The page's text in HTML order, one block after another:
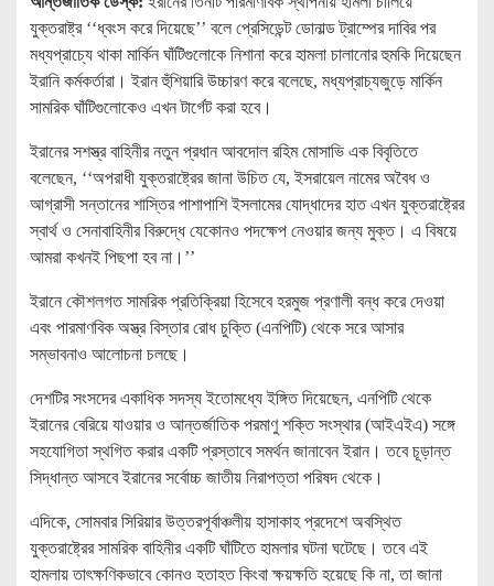
যুক্তরাষ্ট্র ‘‘ধ্বংস করে দিয়েছে’’ বলে প্রেসিডেন্ট ডোনাল্ড ট্রাম্পের দাবির পর
মধ্যপ্রাচ্যে থাকা মার্কিন ঘাঁটিগুলোকে নিশানা করে হামলা চালানোর হুমকি দিয়েছেন
ইরানি কর্মকর্তারা। ইরান হুঁশিয়ারি উচ্চারণ করে বলেছে, মধ্যপ্রাচ্যজুড়ে মার্কিন
সামরিক ঘাঁটিগুলোকেও এখন টার্গেট করা হবে।
ইরানের সশস্ত্র বাহিনীর নতুন প্রধান আবদোল রহিম মোসাভি এক বিবৃতিতে
বলেছেন, ‘‘অপরাধী যুক্তরাষ্ট্রের জানা উচিত যে, ইসরায়েল নামের অবৈধ ও
আগ্রাসী সন্তানের শাস্তির পাশাপাশি ইসলামের যোদ্ধাদের হাত এখন যুক্তরাষ্ট্রের
স্বার্থ ও সেনাবাহিনীর বিরুদ্ধে যেকোনও পদক্ষেপ নেওয়ার জন্য মুক্ত। এ বিষয়ে
আমরা কখনই পিছপা হব না।’’
ইরানে কৌশলগত সামরিক প্রতিক্রিয়া হিসেবে হরমুজ প্রণালী বন্ধ করে দেওয়া
এবং পারমাণবিক অস্ত্র বিস্তার রোধ চুক্তি (এনপিটি) থেকে সরে আসার
সম্ভাবনাও আলোচনা চলছে।
দেশটির সংসদের একাধিক সদস্য ইতোমধ্যে ইঙ্গিত দিয়েছেন, এনপিটি থেকে
ইরানের বেরিয়ে যাওয়ার ও আন্তর্জাতিক পরমাণু শক্তি সংস্থার (আইএইএ) সঙ্গে
সহযোগিতা স্থগিত করার একটি প্রস্তাবে সমর্থন জানাবেন ইরান। তবে চূড়ান্ত
সিদ্ধান্ত আসবে ইরানের সর্বোচ্চ জাতীয় নিরাপত্তা পরিষদ থেকে।
এদিকে, সোমবার সিরিয়ার উত্তরপূর্বাঞ্চলীয় হাসাকাহ প্রদেশে অবস্থিত
যুক্তরাষ্ট্রের সামরিক বাহিনীর একটি ঘাঁটিতে হামলার ঘটনা ঘটেছে। তবে এই
হামলায় তাৎক্ষণিকভাবে কোনও হতাহত কিংবা ক্ষয়ক্ষতি হয়েছে কি না, তা জানা